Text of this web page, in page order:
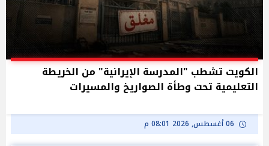
الكويت تشطب "المدرسة الإيرانية" من الخريطة
التعليمية تحت وطأة الصواريخ والمسيرات
06 أغسطس, 2026 08:01 م